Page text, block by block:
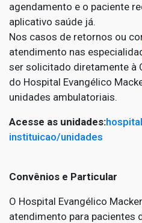
agendamento e o paciente
aplicativo saúde já.
Nos casos de retornos ou
atendimento nas
ser solicitado diretamente à
do Hospital Evangélico
unidades ambulatoriais.
Acesse as unidades:
instituicao/unidades
Convênios e Particular
O Hospital Evangélico
atendimento para pacientes